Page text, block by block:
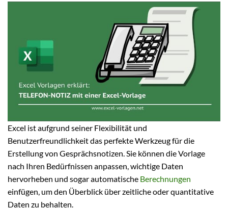
Excel ist aufgrund seiner Flexibilität und
Benutzerfreundlichkeit das perfekte Werkzeug für die
Erstellung von Gesprächsnotizen. Sie können die Vorlage
nach Ihren Bedürfnissen anpassen, wichtige Daten
hervorheben und sogar automatische Berechnungen
einfügen, um den Überblick über zeitliche oder quantitative
Daten zu behalten.